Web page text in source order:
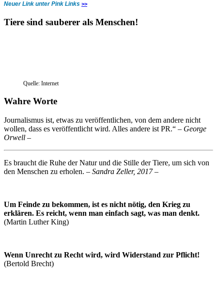
Neuer Link unter Pink Links >>
Tiere sind sauberer als Menschen!
Quelle: Internet
Wahre Worte
Journalismus ist, etwas zu veröffentlichen, von dem andere nicht
wollen, dass es veröffentlicht wird. Alles andere ist PR.“ – George
Orwell –
Es braucht die Ruhe der Natur und die Stille der Tiere, um sich von
den Menschen zu erholen. – Sandra Zeller, 2017 –
Um Feinde zu bekommen, ist es nicht nötig, den Krieg zu
erklären. Es reicht, wenn man einfach sagt, was man denkt.
(Martin Luther King)
Wenn Unrecht zu Recht wird, wird Widerstand zur Pflicht!
(Bertold Brecht)